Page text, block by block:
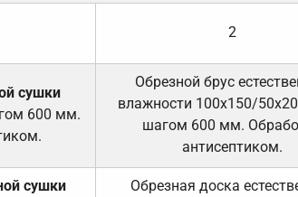
2
сушки
600 мм.
Обрезной брус
влажности 100х150/
шагом 600 мм.
антисептиком.
сушки
Обрезная доска